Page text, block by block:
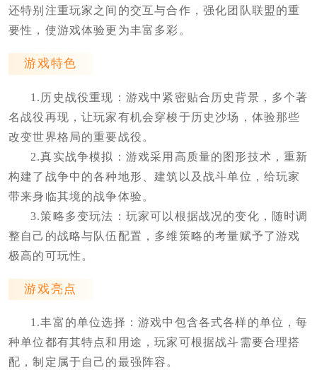
还特别注重玩家之间的交互与合作，强化团队联盟的重
要性，使游戏体验更为丰富多彩。
游戏特色
1.历史战役重现：游戏中紧密贴合历史背景，多个著
名战役再现，让玩家有机会穿梭于历史沙场，体验那些
改变世界格局的重要战役。
2.真实战争模拟：游戏采用高质量的图形技术，重新
构建了战争中的各种地形、建筑以及战斗单位，给玩家
带来身临其境的战争体验。
3.策略多变玩法：玩家可以根据战况的变化，随时调
整自己的战略与队伍配置，多维策略的考量赋予了游戏
极高的可玩性。
游戏亮点
1.丰富的单位选择：游戏中包含各式各样的单位，每
种单位都有其特点和用途，玩家可根据战斗需要合理搭
配，制定属于自己的最强阵容。